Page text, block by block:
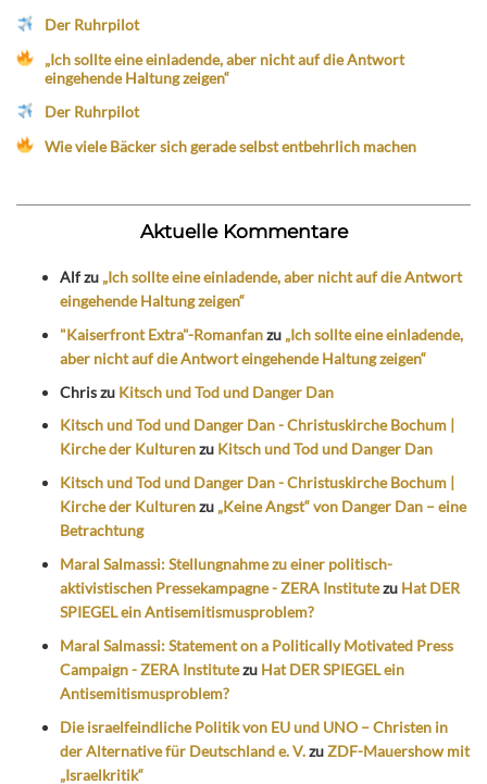
Der Ruhrpilot
„Ich sollte eine einladende, aber nicht auf die Antwort
eingehende Haltung zeigen“
Der Ruhrpilot
Wie viele Bäcker sich gerade selbst entbehrlich machen
Aktuelle Kommentare
Alfzu „Ich sollte eine einladende, aber nicht auf die Antwort
eingehende Haltung zeigen“
"Kaiserfront Extra"-Romanfanzu „Ich sollte eine einladende,
aber nicht auf die Antwort eingehende Haltung zeigen“
Chriszu Kitsch und Tod und Danger Dan
Kitsch und Tod und Danger Dan - Christuskirche Bochum |
Kirche der Kulturenzu Kitsch und Tod und Danger Dan
Kitsch und Tod und Danger Dan - Christuskirche Bochum |
Kirche der Kulturenzu „Keine Angst“ von Danger Dan – eine
Betrachtung
Maral Salmassi: Stellungnahme zu einer politisch-
aktivistischen Pressekampagne - ZERA Institutezu Hat DER
SPIEGEL ein Antisemitismusproblem?
Maral Salmassi: Statement on a Politically Motivated Press
Campaign - ZERA Institutezu Hat DER SPIEGEL ein
Antisemitismusproblem?
Die israelfeindliche Politik von EU und UNO – Christen in
der Alternative für Deutschland e. V.zuZDF-Mauershow mit
„Israelkritik“